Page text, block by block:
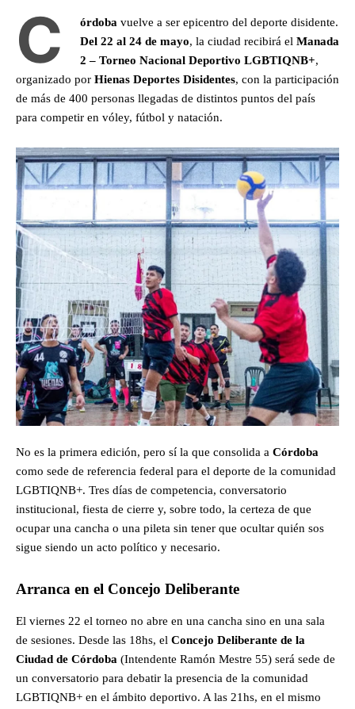
C órdoba vuelve a ser epicentro del deporte disidente.
Del 22 al 24 de mayo, la ciudad recibirá el Manada
2 – Torneo Nacional Deportivo LGBTIQNB+,
organizado por Hienas Deportes Disidentes, con la participación
de más de 400 personas llegadas de distintos puntos del país
para competir en vóley, fútbol y natación.
No es la primera edición, pero sí la que consolida a Córdoba
como sede de referencia federal para el deporte de la comunidad
LGBTIQNB+. Tres días de competencia, conversatorio
institucional, fiesta de cierre y, sobre todo, la certeza de que
ocupar una cancha o una pileta sin tener que ocultar quién sos
sigue siendo un acto político y necesario.
Arranca en el Concejo Deliberante
El viernes 22 el torneo no abre en una cancha sino en una sala
de sesiones. Desde las 18hs, el Concejo Deliberante de la
Ciudad de Córdoba (Intendente Ramón Mestre 55) será sede de
un conversatorio para debatir la presencia de la comunidad
LGBTIQNB+ en el ámbito deportivo. A las 21hs, en el mismo